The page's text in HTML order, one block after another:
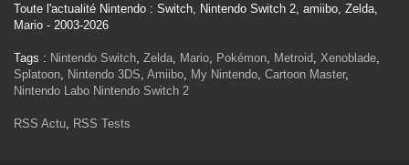
Toute l'actualité Nintendo : Switch, Nintendo Switch 2, amiibo, Zelda,
Mario - 2003-2026
Tags : Nintendo Switch, Zelda, Mario, Pokémon, Metroid, Xenoblade,
Splatoon, Nintendo 3DS, Amiibo, My Nintendo, Cartoon Master,
Nintendo Labo Nintendo Switch 2
RSS Actu, RSS Tests